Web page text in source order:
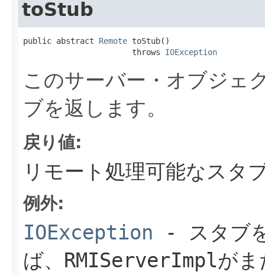
toStub
public abstract Remote toStub()
                       throws
IOException
このサーバー・オブジェ
ブを返します。
戻り値:
リモート処理可能なスタ
例外:
IOException - スタブ
ば、RMIServerImplがま